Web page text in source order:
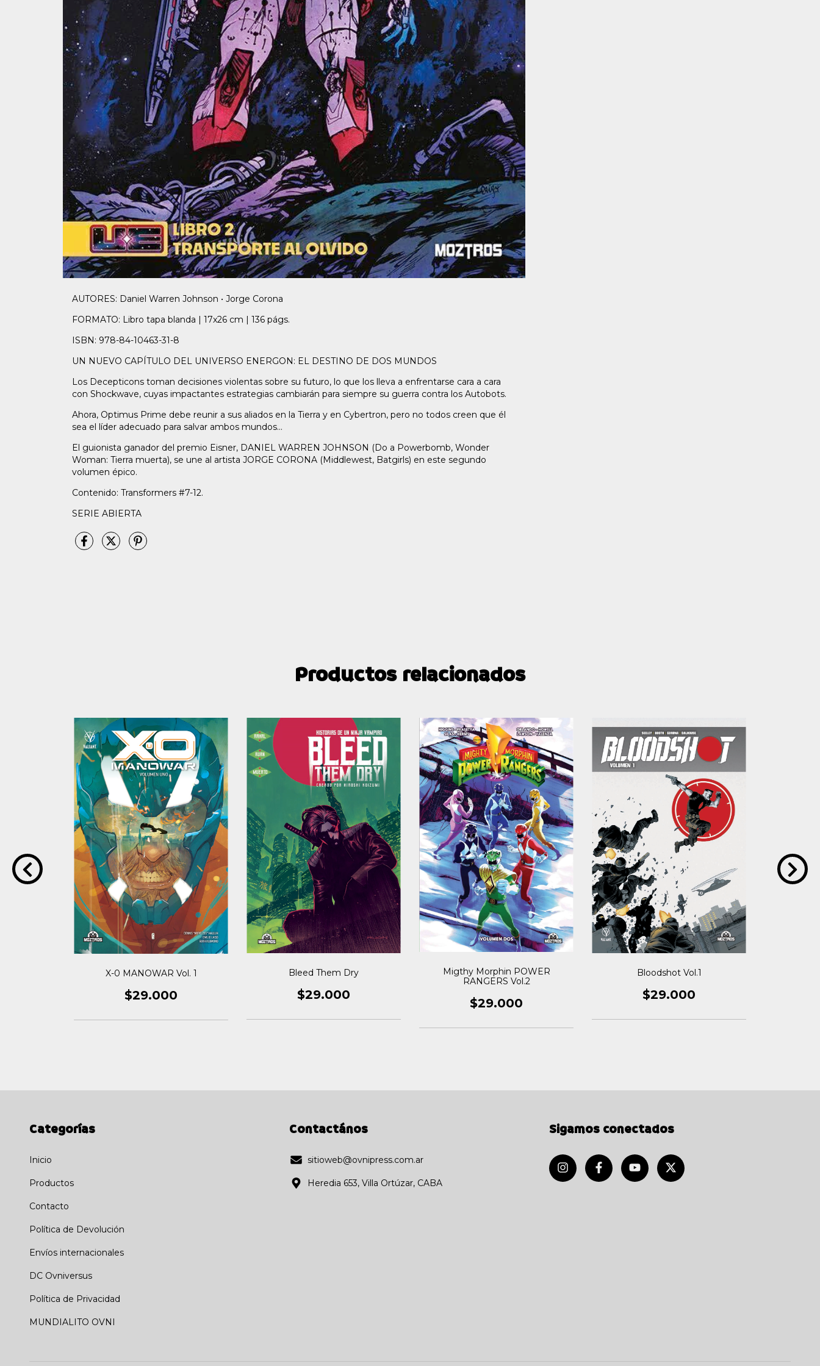
AUTORES: Daniel Warren Johnson • Jorge Corona
FORMATO: Libro tapa blanda | 17x26 cm | 136 págs.
ISBN: 978-84-10463-31-8
UN NUEVO CAPÍTULO DEL UNIVERSO ENERGON: EL DESTINO DE DOS MUNDOS
Los Decepticons toman decisiones violentas sobre su futuro, lo que los lleva a enfrentarse cara a cara
con Shockwave, cuyas impactantes estrategias cambiarán para siempre su guerra contra los Autobots.
Ahora, Optimus Prime debe reunir a sus aliados en la Tierra y en Cybertron, pero no todos creen que él
sea el líder adecuado para salvar ambos mundos...
El guionista ganador del premio Eisner, DANIEL WARREN JOHNSON (Do a Powerbomb, Wonder
Woman: Tierra muerta), se une al artista JORGE CORONA (Middlewest, Batgirls) en este segundo
volumen épico.
Contenido: Transformers #7-12.
SERIE ABIERTA
Productos relacionados
X-0 MANOWAR Vol. 1
$29.000
Bleed Them Dry
$29.000
Migthy Morphin POWER
RANGERS Vol.2
$29.000
Bloodshot Vol.1
$29.000
Categorías
Inicio
Productos
Contacto
Política de Devolución
Envíos internacionales
DC Ovniversus
Política de Privacidad
MUNDIALITO OVNI
Contactános
sitioweb@ovnipress.com.ar
Heredia 653, Villa Ortúzar, CABA
Sigamos conectados